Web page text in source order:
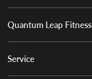
Quantum Leap Fitness
Service